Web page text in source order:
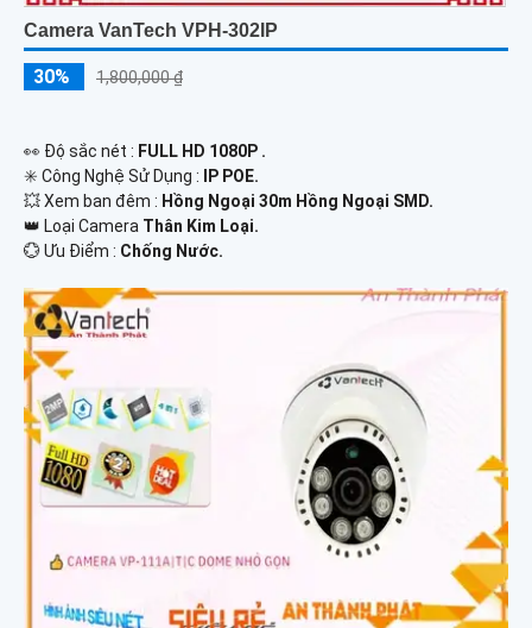
Camera VanTech VPH-302IP
30% 1,800,000 ₫
️👀 Độ sắc nét : FULL HD 1080P .
✳️ Công Nghệ Sử Dụng :
IP POE.
💥 Xem ban đêm : Hồng Ngoại 30m Hồng Ngoại SMD.
👑 Loại Camera Thân Kim Loại.
️💮 Ưu Điểm : Chống Nước.